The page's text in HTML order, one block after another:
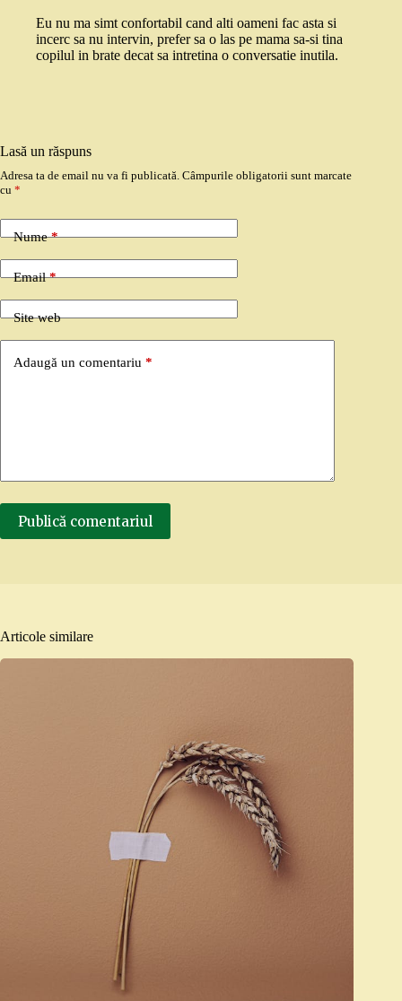
Eu nu ma simt confortabil cand alti oameni fac asta si
incerc sa nu intervin, prefer sa o las pe mama sa-si tina
copilul in brate decat sa intretina o conversatie inutila.
Lasă un răspuns
Adresa ta de email nu va fi publicată. Câmpurile obligatorii sunt marcate
cu *
Nume*
Email*
Site web
Adaugă un comentariu *
Publică comentariul
Articole similare